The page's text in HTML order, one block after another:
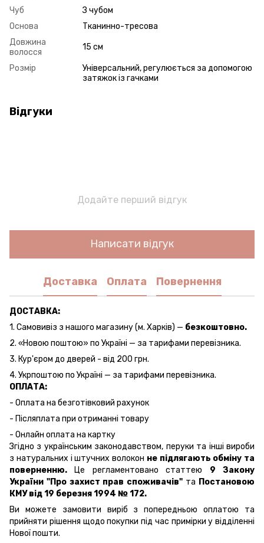
Чуб
З чубом
Основа
Тканинно-тресова
Довжина
волосся
15 см
Розмір
Універсальний, регулюється за допомогою
затяжок із гачками
Відгуки
Додайте перший відгук
Написати відгук
Доставка Оплата Повернення
ДОСТАВКА:
1. Самовивіз з нашого магазину (м. Харків) — безкоштовно.
2. «Новою поштою» по Україні — за тарифами перевізника.
3. Кур'єром до дверей - від 200 грн.
4. Укрпоштою по Україні — за тарифами перевізника.
ОПЛАТА:
- Оплата на безготівковий рахунок
- Післяплата при отриманні товару
- Онлайн оплата на картку
Згідно з українським законодавством, перуки та інші вироби
з натуральних і штучних волокон не підлягають обміну та
поверненню. Це регламентовано статтею 9 Закону
України "Про захист прав споживачів" та Постановою
КМУ від 19 березня 1994 № 172.
Ви можете замовити виріб з попередньою оплатою та
прийняти рішення щодо покупки під час примірки у відділенні
Нової пошти.